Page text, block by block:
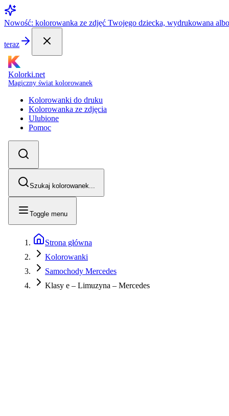
Nowość: kolorowanka ze zdjęć Twojego dziecka, wydrukowana
teraz
Kolorki.net
Magiczny świat kolorowanek
Kolorowanki do druku
Kolorowanka ze zdjęcia
Ulubione
Pomoc
Szukaj kolorowanek...
Toggle menu
Strona główna
Kolorowanki
Samochody Mercedes
Klasy e – Limuzyna – Mercedes